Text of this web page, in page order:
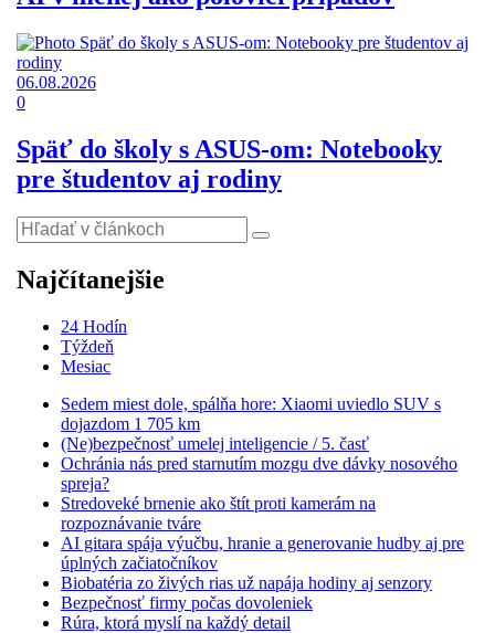
06.08.2026
0
Späť do školy s ASUS-om: Notebooky
pre študentov aj rodiny
Najčítanejšie
24 Hodín
Týždeň
Mesiac
Sedem miest dole, spálňa hore: Xiaomi uviedlo SUV s
dojazdom 1 705 km
(Ne)bezpečnosť umelej inteligencie / 5. časť
Ochránia nás pred starnutím mozgu dve dávky nosového
spreja?
Stredoveké brnenie ako štít proti kamerám na
rozpoznávanie tváre
AI gitara spája výučbu, hranie a generovanie hudby aj pre
úplných začiatočníkov
Biobatéria zo živých rias už napája hodiny aj senzory
Bezpečnosť firmy počas dovoleniek
Rúra, ktorá myslí na každý detail